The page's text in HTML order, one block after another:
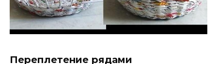
Переплетение рядами